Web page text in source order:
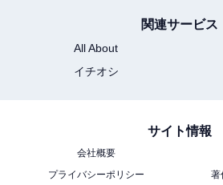
宿泊：不可（日帰り天然温泉施設
場「RVパーク用宗」などを利用す
関連サービス
All About
イチオシ
サイト情報
会社概要
プライバシーポリシー
著